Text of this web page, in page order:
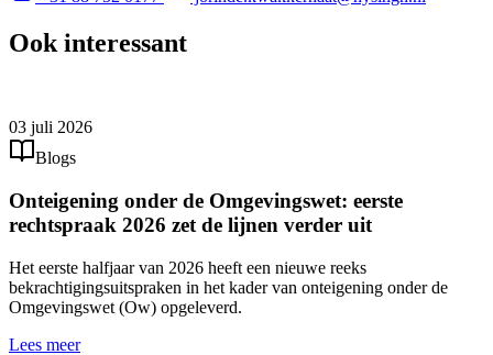
Ook interessant
03 juli 2026
Blogs
Onteigening onder de Omgevingswet: eerste
rechtspraak 2026 zet de lijnen verder uit
Het eerste halfjaar van 2026 heeft een nieuwe reeks
bekrachtigingsuitspraken in het kader van onteigening onder de
Omgevingswet (Ow) opgeleverd.
Lees meer